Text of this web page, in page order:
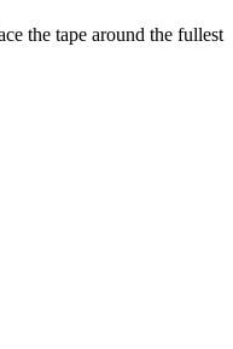
the tape around the fullest